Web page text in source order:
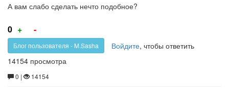
А вам слабо сделать нечто подобное?
0 +
за!
-
против!
Блог пользователя - M.Sasha Войдите, чтобы ответить
14154 просмотра
0 | 14154